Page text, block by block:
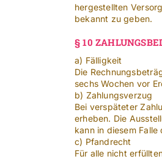
hergestellten
bekannt zu geben.
§ 10
a) Fälligkeit
Die
sechs Wochen vor
b) Zahlungsverzug
Bei verspäteter
erheben. Die
kann in diesem
c) Pfandrecht
Für alle nicht